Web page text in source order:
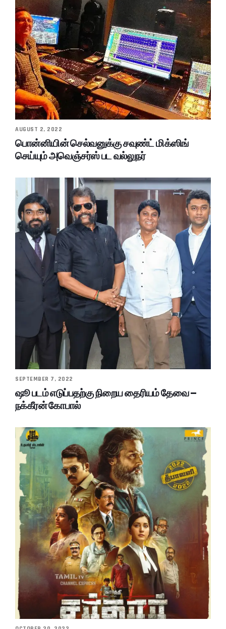
AUGUST 2, 2022
பொன்னியின் செல்வனுக்கு சவுண்ட் மிக்ஸிங்
செய்யும் அவெஞ்சர்ஸ் பட வல்லுநர்
SEPTEMBER 7, 2022
ஷூ படம் எடுப்பதற்கு நிறைய தைரியம் தேவை –
நக்கீரன் கோபால்